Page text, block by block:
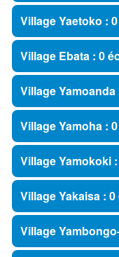
Village Yaetoko :
Village Ebata : 0
Village
Village Yamoha :
Village Yamokoki
Village Yakaisa :
Village